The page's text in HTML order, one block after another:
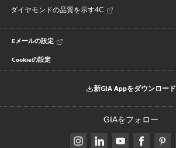
ダイヤモンドの品質を示す4C
Eメールの設定
Cookieの設定
新GIA Appをダウンロード
GIAをフォロー